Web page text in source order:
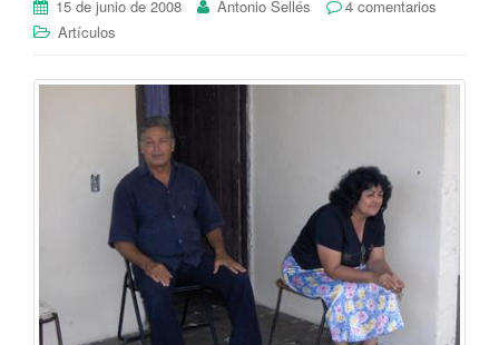
15 de junio de 2008 Antonio Sellés
4 comentarios
Artículos